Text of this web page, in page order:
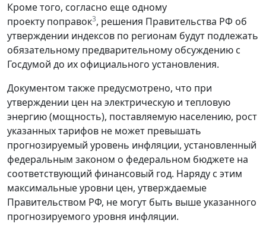
Кроме того, согласно еще одному
проекту поправок3, решения Правительства РФ об
утверждении индексов по регионам будут подлежать
обязательному предварительному обсуждению с
Госдумой до их официального установления.
Документом также предусмотрено, что при
утверждении цен на электрическую и тепловую
энергию (мощность), поставляемую населению, рост
указанных тарифов не может превышать
прогнозируемый уровень инфляции, установленный
федеральным законом о федеральном бюджете на
соответствующий финансовый год. Наряду с этим
максимальные уровни цен, утверждаемые
Правительством РФ, не могут быть выше указанного
прогнозируемого уровня инфляции.